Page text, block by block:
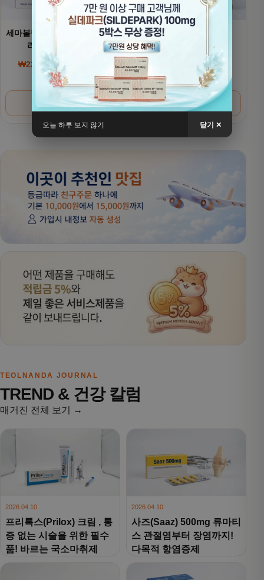
세마볼릭(Sembolic) 14mg -
리벨서스(제네릭)
₩220,000~ ₩
가격 범위: ₩220,000~₩380,000
옵션 선택
세마볼릭(Sembolic) –
리벨서스(제네릭)
세마글루타이드 7mg
₩200,000 320,000
가격 범위:
옵션 선택
TEOLNANDA JOURNAL
TREND & 건강 칼럼
매거진 전체 보기 →
2026.04.10
프리록스(Prilox) 크림 , 통
증 없는 시술을 위한 필수
품! 바르는 국소마취제
2026.04.10
사즈(Saaz) 500mg 류마티
스 관절염부터 장염까지!
다목적 항염증제
오늘 하루 보지 않기 닫기 ✕